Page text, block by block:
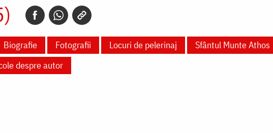
Biografie Fotografii Locuri de pelerinaj Sfântul Munte Athos
despre autor